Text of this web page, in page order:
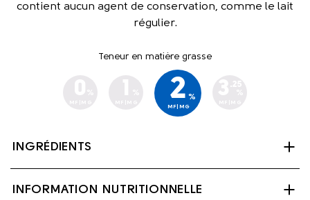
contient aucun agent de conservation, comme le lait
régulier.
Teneur en matière grasse
2 %
MF|MG
INGRÉDIENTS
Lait partiellement écrémé, palmitate de vitamine A et
INFORMATION NUTRITIONNELLE